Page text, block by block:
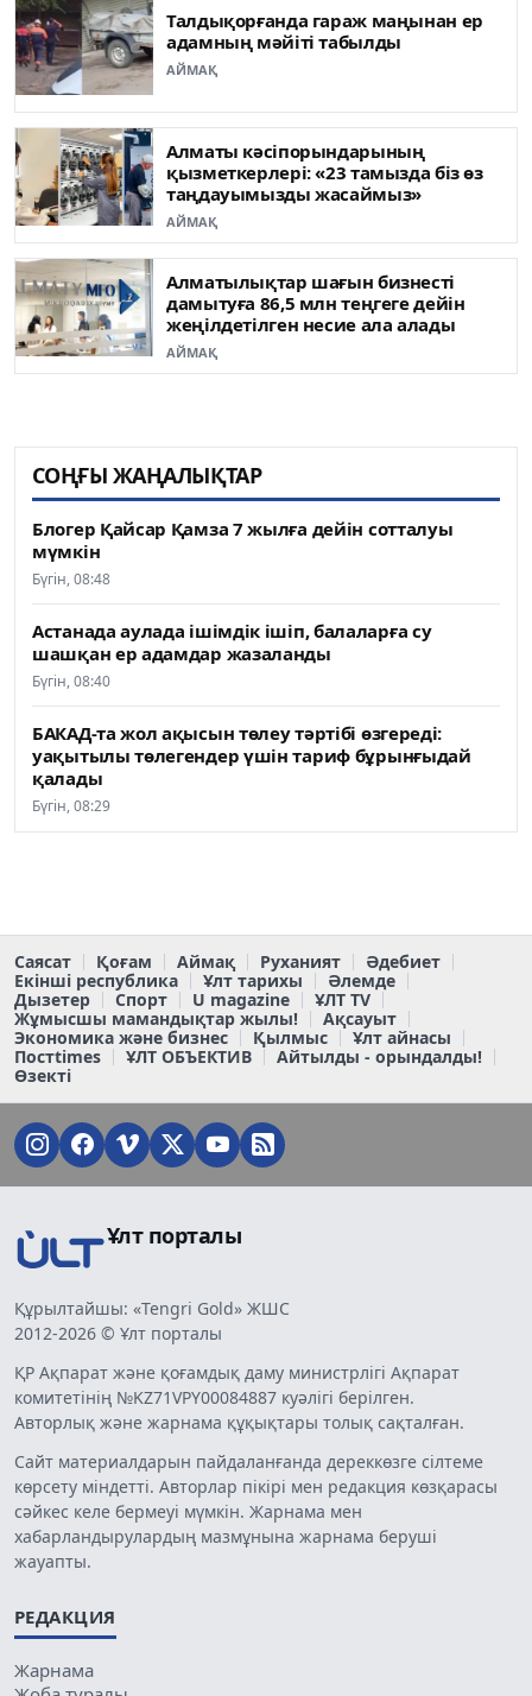
Талдықорғанда гараж маңынан ер
адамның мәйіті табылды
АЙМАҚ
Алматы кәсіпорындарының
қызметкерлері: «23 тамызда біз өз
таңдауымызды жасаймыз»
АЙМАҚ
Алматылықтар шағын бизнесті
дамытуға 86,5 млн теңгеге дейін
жеңілдетілген несие ала алады
АЙМАҚ
СОҢҒЫ ЖАҢАЛЫҚТАР
Блогер Қайсар Қамза 7 жылға дейін сотталуы
мүмкін
Бүгін, 08:48
Астанада аулада ішімдік ішіп, балаларға су
шашқан ер адамдар жазаланды
Бүгін, 08:40
БАКАД-та жол ақысын төлеу тәртібі өзгереді:
уақытылы төлегендер үшін тариф бұрынғыдай
қалады
Бүгін, 08:29
Саясат Қоғам Аймақ Руханият
Әдебиет
Екінші республика
Ұлт тарихы
Әлемде
Дызетер
Спорт U magazine
ҰЛТ TV
Жұмысшы мамандықтар жылы!
Ақсауыт
Экономика және бизнес
Қылмыс
Ұлт айнасы
Постtimes
ҰЛТ ОБЪЕКТИВ
Айтылды - орындалды!
Өзекті
Ұлт порталы
Құрылтайшы: «Tengri Gold» ЖШС
2012-2026 © Ұлт порталы
ҚР Ақпарат және қоғамдық даму министрлігі Ақпарат
комитетінің №KZ71VPY00084887 куәлігі берілген.
Авторлық және жарнама құқықтары толық сақталған.
Сайт материалдарын пайдаланғанда дереккөзге сілтеме
көрсету міндетті. Авторлар пікірі мен редакция көзқарасы
сәйкес келе бермеуі мүмкін. Жарнама мен
хабарландырулардың мазмұнына жарнама беруші
жауапты.
РЕДАКЦИЯ
Жарнама